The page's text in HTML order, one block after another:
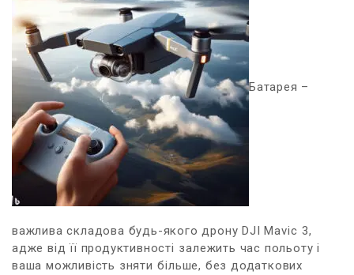
Батарея –
важлива ​складова будь-якого дрону DJI Mavic ⁤3,⁤
адже від її продуктивності ⁤залежить час‌ польоту і
ваша можливість зняти ⁢більше, без додаткових